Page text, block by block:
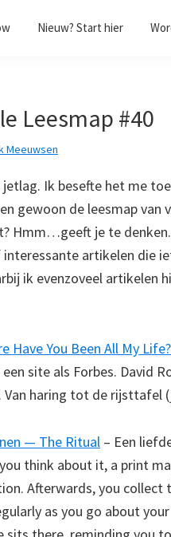
Nieuw? Start hier
Leesmap #40
Meeuwsen
Ik besefte het me
gewoon de leesmap
Hmm…geeft je te
interessante artikelen die
ik evenzoveel artikelen
Have You Been All My
site als Forbes. David
Van haring tot de rijsttafel
— The Ritual – Een
think about it, a print
Afterwards, you
as you go about